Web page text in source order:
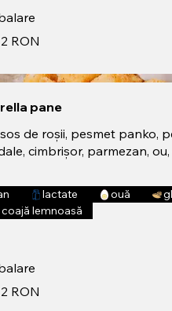
2 RON
pane
de roșii, pesmet panko,
cimbrișor, parmezan,
lactate ouă
lemnoasă
2 RON